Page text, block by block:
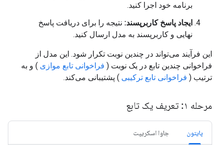
برنامه خود اجرا کنید.
ایجاد پاسخ کاربرپسند: نتیجه را برای دریافت پاسخ
نهایی و کاربرپسند به مدل ارسال کنید.
این فرآیند می‌تواند در چندین نوبت تکرار شود. این مدل از
فراخوانی چندین تابع در یک نوبت ( فراخوانی تابع موازی ) و به
ترتیب ( فراخوانی تابع ترکیبی ) پشتیبانی می‌کند.
مرحله ۱: تعریف یک تابع
پایتون جاوا اسکریپت